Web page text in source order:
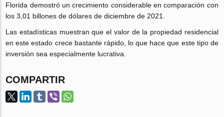
Florida demostró un crecimiento considerable en comparación con
los 3,01 billones de dólares de diciembre de 2021.
Las estadísticas muestran que el valor de la propiedad residencial
en este estado crece bastante rápido, lo que hace que este tipo de
inversión sea especialmente lucrativa.
COMPARTIR